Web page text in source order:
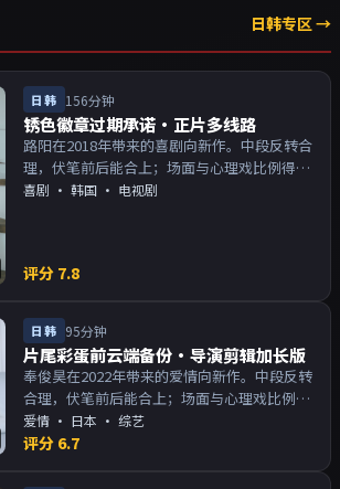
日韩专区 →
日韩 156分钟
锈色徽章过期承诺·正片多线路
路阳在2018年带来的喜剧向新作。中段反转合
理，伏笔前后能合上；场面与心理戏比例得
当。主演以演技派为主，适合喜欢强叙事与人
喜剧 · 韩国 · 电视剧
评分 7.8
日韩 95分钟
片尾彩蛋前云端备份·导演剪辑加长版
奉俊昊在2022年带来的爱情向新作。中段反转
合理，伏笔前后能合上；场面与心理戏比例得
当。主演以演技派为主，适合喜欢强叙事与人
物关系的观众加入片单。
爱情 · 日本 · 综艺
评分 6.7